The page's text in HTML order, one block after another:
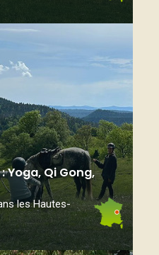
Qi Gong,
les Hautes-